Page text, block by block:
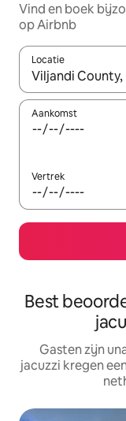
Vind en boek
op Airbnb
Locatie
Wanneer er
Aankomst
Vertrek
Best
Gasten zijn
jacuzzi kregen